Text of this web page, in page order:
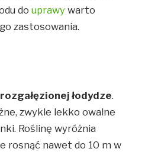
douprawy warto
zastosowania.
łodydze.
zwykle lekko owalne
Roślinę wyróżnia
rosnąć nawet do 10 m w